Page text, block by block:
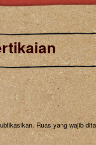
Ruas yang wajib